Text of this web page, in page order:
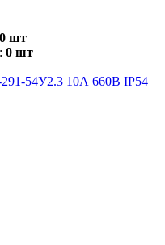
0 шт
0 шт
54У2.3 10А 660В IP54